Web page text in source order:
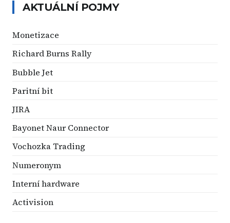
AKTUÁLNÍ POJMY
Monetizace
Richard Burns Rally
Bubble Jet
Paritní bit
JIRA
Bayonet Naur Connector
Vochozka Trading
Numeronym
Interní hardware
Activision